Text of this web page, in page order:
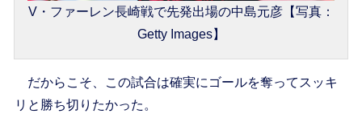
V・ファーレン長崎戦で先発出場の中島元彦【写真：
Getty Images】
だからこそ、この試合は確実にゴールを奪ってスッキ
リと勝ち切りたかった。